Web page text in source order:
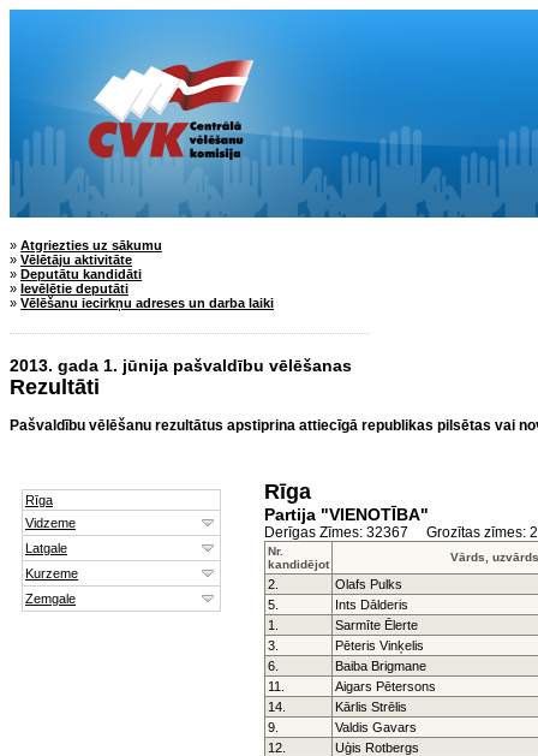
» Atgriezties uz sākumu
» Vēlētāju aktivitāte
» Deputātu kandidāti
» Ievēlētie deputāti
» Vēlēšanu iecirkņu adreses un darba laiki
2013. gada 1. jūnija pašvaldību vēlēšanas
Rezultāti
Pašvaldību vēlēšanu rezultātus apstiprina attiecīgā republikas pilsētas vai
Rīga
Partija "VIENOTĪBA"
Derīgas Zīmes: 32367 Grozītas zīmes:
Nr.
kandidējot
Vārds, uzvārds
2.
Olafs Pulks
5.
Ints Dālderis
1.
Sarmīte Ēlerte
3.
Pēteris Vinķelis
6.
Baiba Brigmane
11.
Aigars Pētersons
14.
Kārlis Strēlis
9.
Valdis Gavars
12.
Uģis Rotbergs